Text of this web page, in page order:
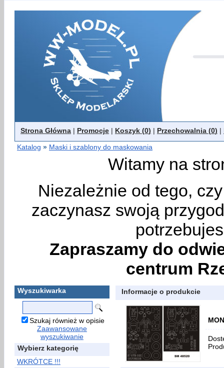
Strona Główna | Promocje | Koszyk (0) | Przechowalnia (0) |
Katalog » Maski i szablony do maskowania
Witamy na
Niezależnie od tego,
zaczynasz swoją
Zapraszamy do
centrum
Wyszukiwarka
Szukaj również w opisie
Zaawansowane
wyszukiwanie
Wybierz kategorię
WKRÓTCE !!!
Informacje o produkcie